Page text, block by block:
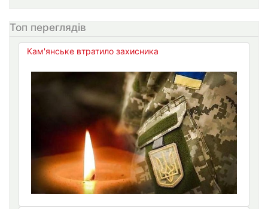
Топ переглядів
Кам'янське втратило захисника